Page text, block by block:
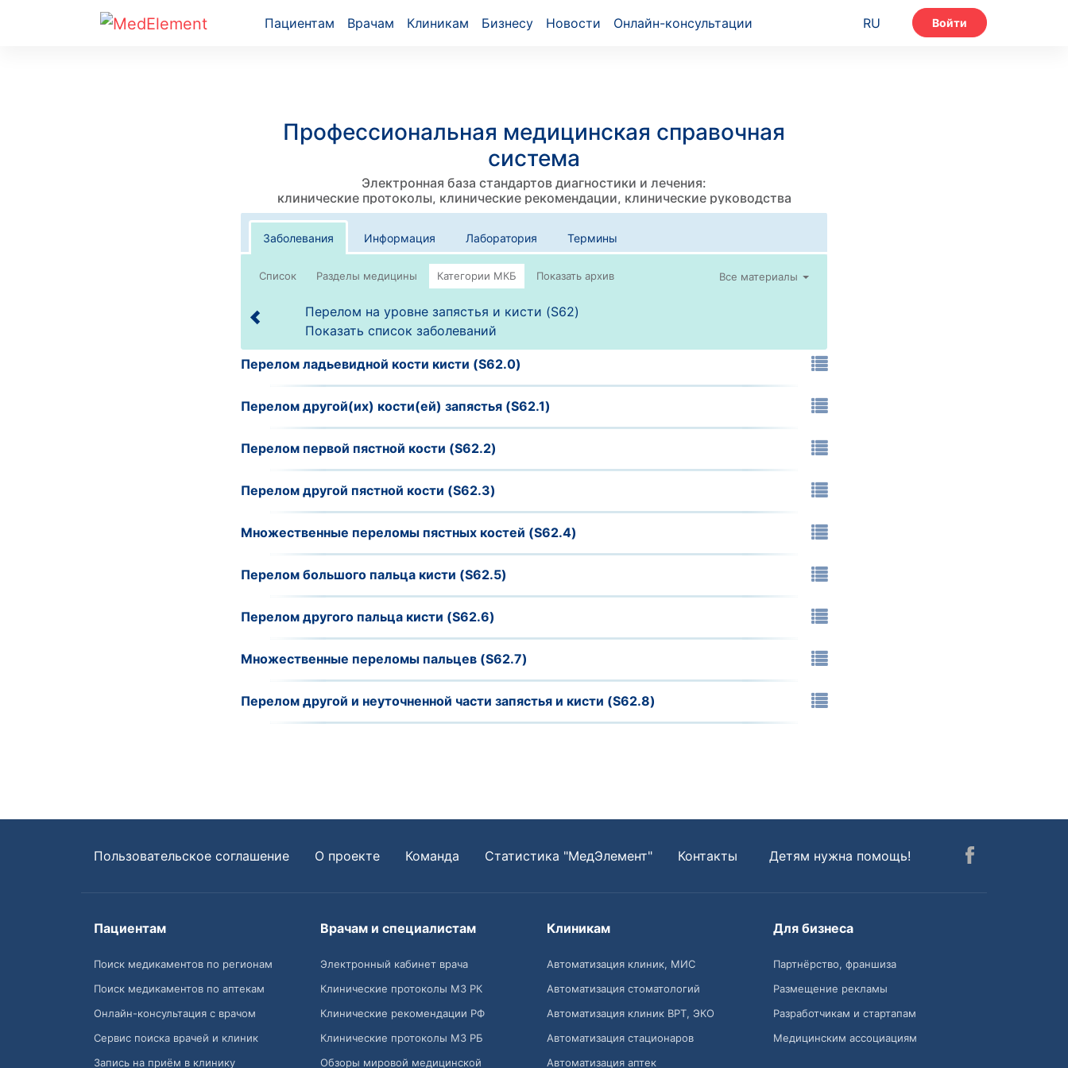
Пациентам Врачам Клиникам Бизнесу Новости Онлайн-консультации RU Войти
Профессиональная медицинская справочная
система
Электронная база стандартов диагностики и лечения:
клинические протоколы, клинические рекомендации, клинические руководства
Заболевания Информация Лаборатория Термины
Список Все материалы
Перелом на уровне запястья и кисти (S62)
Показать список заболеваний
Перелом ладьевидной кости кисти (S62.0)
Перелом другой(их) кости(ей) запястья (S62.1)
Перелом первой пястной кости (S62.2)
Перелом другой пястной кости (S62.3)
Множественные переломы пястных костей (S62.4)
Перелом большого пальца кисти (S62.5)
Перелом другого пальца кисти (S62.6)
Множественные переломы пальцев (S62.7)
Перелом другой и неуточненной части запястья и кисти (S62.8)
Пользовательское соглашение О проекте Команда Статистика "МедЭлемент" Контакты Детям нужна помощь!
Пациентам
Поиск медикаментов по регионам
Поиск медикаментов по аптекам
Онлайн-консультация с врачом
Сервис поиска врачей и клиник
Запись на приём в клинику
Врачам и специалистам
Электронный кабинет врача
Клинические протоколы МЗ РК
Клинические рекомендации РФ
Клинические протоколы МЗ РБ
Обзоры мировой медицинской
Клиникам
Автоматизация клиник, МИС
Автоматизация стоматологий
Автоматизация клиник ВРТ, ЭКО
Автоматизация стационаров
Автоматизация аптек
Для бизнеса
Партнёрство, франшиза
Размещение рекламы
Разработчикам и стартапам
Медицинским ассоциациям